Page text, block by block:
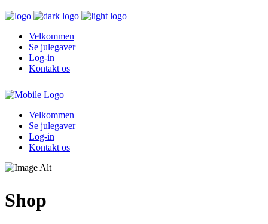
Velkommen
Se julegaver
Log-in
Kontakt os
Velkommen
Se julegaver
Log-in
Kontakt os
Shop